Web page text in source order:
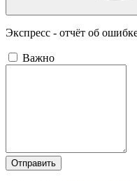
Экспресс - отчёт об
Важно
Отправить